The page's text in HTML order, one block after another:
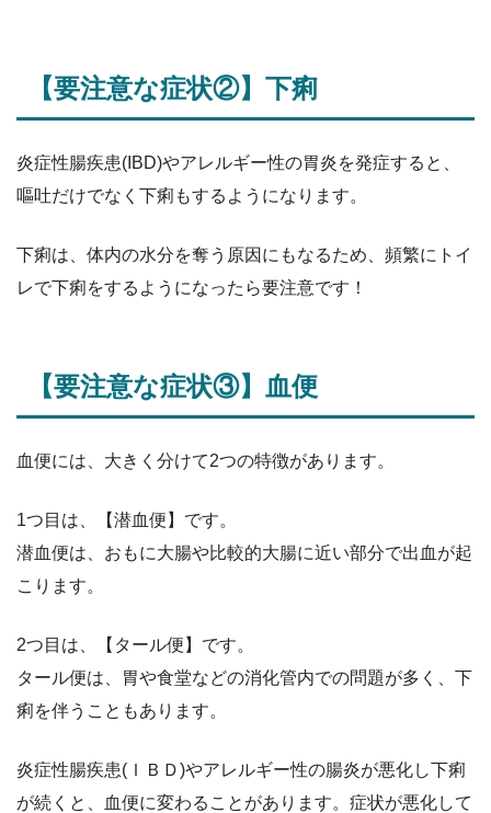
【要注意な症状②】下痢
炎症性腸疾患(IBD)やアレルギー性の胃炎を発症すると、
嘔吐だけでなく下痢もするようになります。
下痢は、体内の水分を奪う原因にもなるため、頻繁にトイ
レで下痢をするようになったら要注意です！
【要注意な症状③】血便
血便には、大きく分けて2つの特徴があります。
1つ目は、【潜血便】です。
潜血便は、おもに大腸や比較的大腸に近い部分で出血が起
こります。
2つ目は、【タール便】です。
タール便は、胃や食堂などの消化管内での問題が多く、下
痢を伴うこともあります。
炎症性腸疾患(ＩＢＤ)やアレルギー性の腸炎が悪化し下痢
が続くと、血便に変わることがあります。症状が悪化して